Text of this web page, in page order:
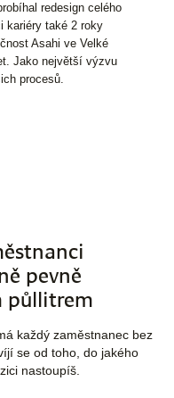
redesign celého
kariéry také 2 roky
Asahi ve Velké
Jako největší výzvu
procesů.
pevně
půllitrem
každý zaměstnanec bez
se od toho, do jakého
nastoupíš.